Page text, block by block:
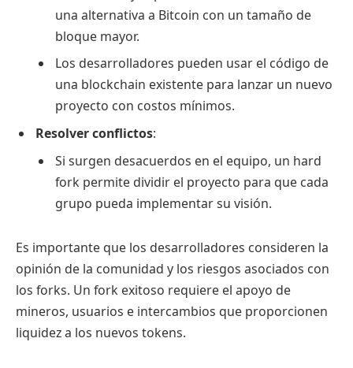
una alternativa a Bitcoin con un tamaño de
bloque mayor.
Los desarrolladores pueden usar el código de
una blockchain existente para lanzar un nuevo
proyecto con costos mínimos.
Resolver conflictos:
Si surgen desacuerdos en el equipo, un hard
fork permite dividir el proyecto para que cada
grupo pueda implementar su visión.
Es importante que los desarrolladores consideren la
opinión de la comunidad y los riesgos asociados con
los forks. Un fork exitoso requiere el apoyo de
mineros, usuarios e intercambios que proporcionen
liquidez a los nuevos tokens.